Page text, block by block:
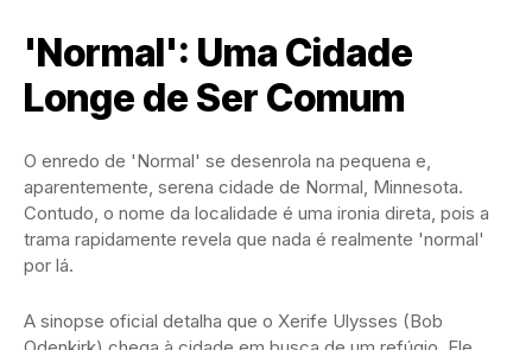
'Normal': Uma Cidade
Longe de Ser Comum
O enredo de 'Normal' se desenrola na pequena e,
aparentemente, serena cidade de Normal, Minnesota.
Contudo, o nome da localidade é uma ironia direta, pois a
trama rapidamente revela que nada é realmente 'normal'
por lá.
A sinopse oficial detalha que o Xerife Ulysses (Bob